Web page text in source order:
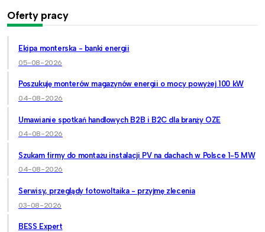
Oferty pracy
Ekipa monterska - banki energii
05-08-2026
Poszukuję monterów magazynów energii o mocy powyżej 100 kW
04-08-2026
Umawianie spotkań handlowych B2B i B2C dla branży OZE
04-08-2026
Szukam firmy do montażu instalacji PV na dachach w Polsce 1-5 MW
04-08-2026
Serwisy, przeglądy fotowoltaika - przyjmę zlecenia
03-08-2026
BESS Expert